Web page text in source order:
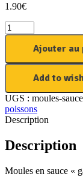
1.90€
Ajouter au
Add to
UGS : moules-
poissons
Description
Description
Moules en sauce «